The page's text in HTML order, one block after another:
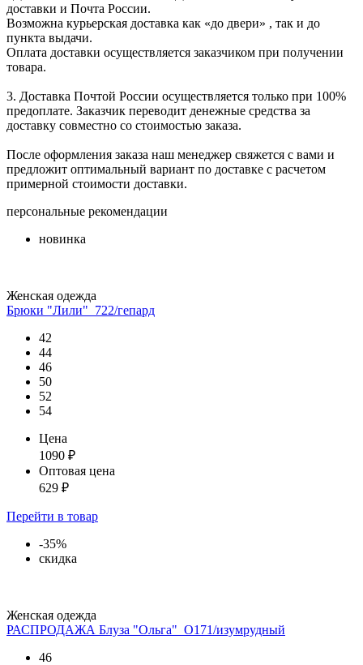
доставки и Почта России.
Возможна курьерская доставка как «до двери» , так и до
пункта выдачи.
Оплата доставки осуществляется заказчиком при получении
товара.
3. Доставка Почтой России осуществляется только при 100%
предоплате. Заказчик переводит денежные средства за
доставку совместно со стоимостью заказа.
После оформления заказа наш менеджер свяжется с вами и
предложит оптимальный вариант по доставке с расчетом
примерной стоимости доставки.
персональные рекомендации
новинка
Женская одежда
Брюки "Лили"_722/гепард
42
44
46
50
52
54
Цена
1090 ₽
Оптовая цена
629 ₽
Перейти в товар
-35%
скидка
Женская одежда
РАСПРОДАЖА Блуза "Ольга"_О171/изумрудный
46